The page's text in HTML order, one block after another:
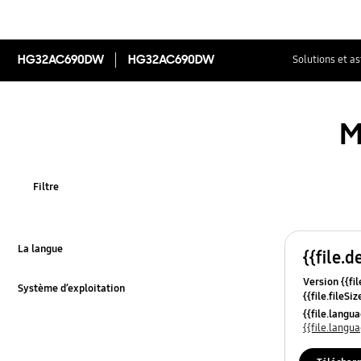
HG32AC690DW HG32AC690DW Solutions et
Filtre
La langue
Système d’exploitation
Version